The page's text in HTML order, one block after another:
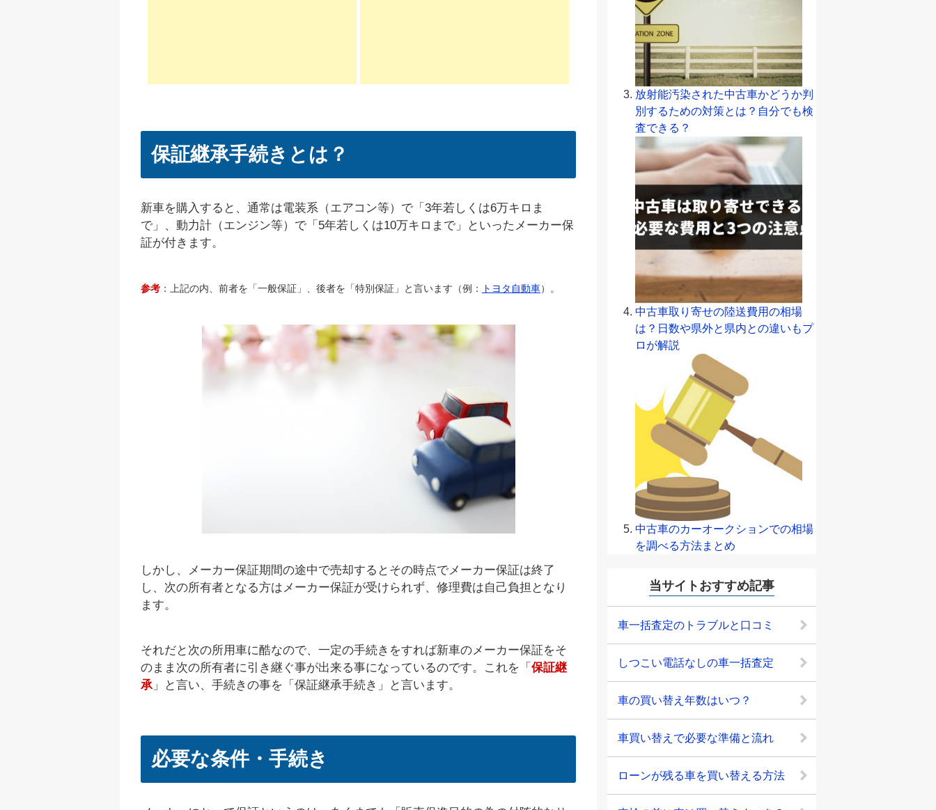
保証継承手続きとは？
新車を購入すると、通常は電装系（エアコン等）で「3年若しくは6万キロま
で」、動力計（エンジン等）で「5年若しくは10万キロまで」といったメーカー保
証が付きます。
参考 ：上記の内、前者を「一般保証」、後者を「特別保証」と言います（例： トヨタ自動車）。
しかし、メーカー保証期間の途中で売却するとその時点でメーカー保証は終了
し、次の所有者となる方はメーカー保証が受けられず、修理費は自己負担となり
ます。
それだと次の所用車に酷なので、一定の手続きをすれば新車のメーカー保証をそ
のまま次の所有者に引き継ぐ事が出来る事になっているのです。これを「 保証継
承」と言い、手続きの事を「保証継承手続き」と言います。
必要な条件・手続き
放射能汚染された中古車かどうか判
別するための対策とは？自分でも検
査できる？
中古車取り寄せの陸送費用の相場
は？日数や県外と県内との違いもプ
ロが解説
中古車のカーオークションでの相場
を調べる方法まとめ
当サイトおすすめ記事
車一括査定のトラブルと口コミ
しつこい電話なしの車一括査定
車の買い替え年数はいつ？
車買い替えで必要な準備と流れ
ローンが残る車を買い替える方法